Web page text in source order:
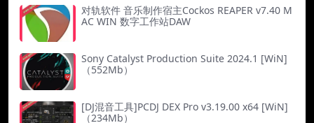
对轨软件 音乐制作宿主Cockos REAPER v7.40 M
AC WIN 数字工作站DAW
Sony Catalyst Production Suite 2024.1 [WiN]
（552Mb）
[DJ混音工具]PCDJ DEX Pro v3.19.00 x64 [WiN]
（234Mb）